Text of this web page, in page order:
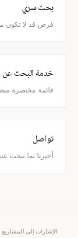
بحث سري
فرص قد لا تكون
خدمة البحث عن
قائمة مختصرة
تواصل
أخبرنا بما تبحث
الإشارات إلى